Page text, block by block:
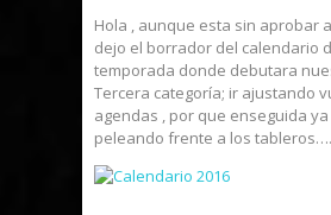
Hola , aunque esta sin aprobar
dejo el borrador del calendario
temporada donde debutara
Tercera categoría; ir ajustando
agendas , por que enseguida
peleando frente a los tableros….